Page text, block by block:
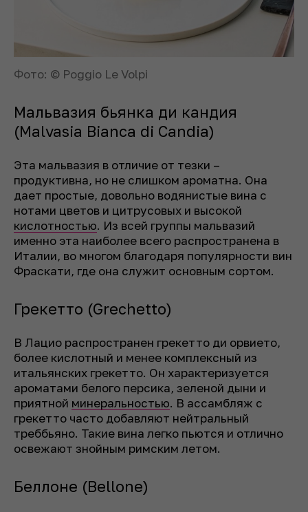
Фото: © Poggio Le Volpi
Мальвазия бьянка ди кандия
(Malvasia Bianca di Candia)
Эта мальвазия в отличие от тезки –
продуктивна, но не слишком ароматна. Она
дает простые, довольно водянистые вина с
нотами цветов и цитрусовых и высокой
кислотностью. Из всей группы мальвазий
именно эта наиболее всего распространена в
Италии, во многом благодаря популярности вин
Фраскати, где она служит основным сортом.
Грекетто (Grechetto)
В Лацио распространен грекетто ди орвието,
более кислотный и менее комплексный из
итальянских грекетто. Он характеризуется
ароматами белого персика, зеленой дыни и
приятной минеральностью. В ассамбляж с
грекетто часто добавляют нейтральный
треббьяно. Такие вина легко пьются и отлично
освежают знойным римским летом.
Беллоне (Bellone)